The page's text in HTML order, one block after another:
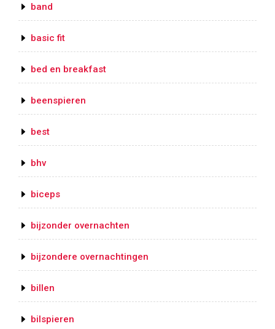
band
basic fit
bed en breakfast
beenspieren
best
bhv
biceps
bijzonder overnachten
bijzondere overnachtingen
billen
bilspieren